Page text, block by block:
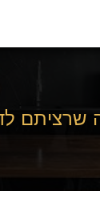
שרציתם